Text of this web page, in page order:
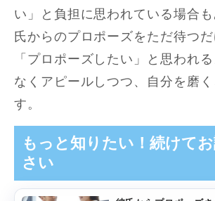
い」と負担に思われている場合
氏からのプロポーズをただ待つだ
「プロポーズしたい」と思われ
なくアピールしつつ、自分を磨
す。
もっと知りたい！続けて
さい